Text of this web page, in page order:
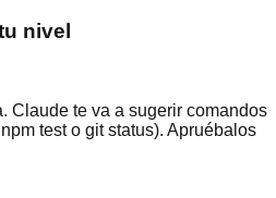
nivel
Claude te va a sugerir comandos
test o git status). Apruébalos